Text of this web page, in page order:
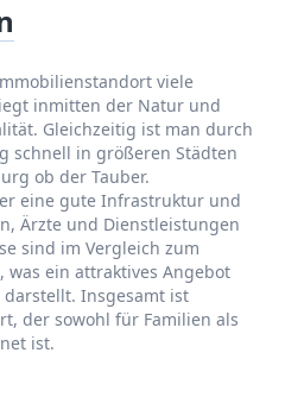
viele
inmitten der Natur und
Gleichzeitig ist man durch
schnell in größeren Städten
ob der Tauber.
eine gute Infrastruktur und
Ärzte und Dienstleistungen
sind im Vergleich zum
was ein attraktives Angebot
Insgesamt ist
der sowohl für Familien als
ist.